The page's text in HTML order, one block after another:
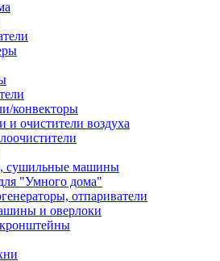
конвекторы
и очистители воздуха
сушильные машины
"Умного дома"
отпариватели
и оверлоки